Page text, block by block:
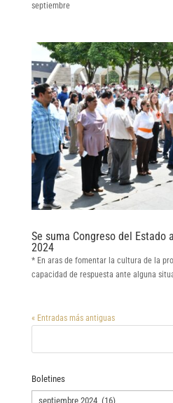
septiembre
Se suma Congreso del Estado
2024
* En aras de fomentar la cultura de la
capacidad de respuesta ante alguna
« Entradas más antiguas
Boletines
Boletines